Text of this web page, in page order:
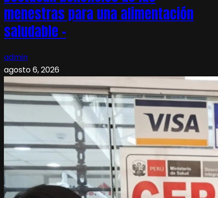
menestras para una alimentación
saludable –
admin
agosto 6, 2026